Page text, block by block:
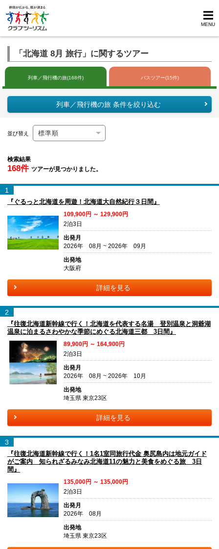
MENU
「北海道 8月 旅行」に関するツアー
列車／飛行機の旅(168件) バスツアー(15件)
列車／飛行機の旅 条件を絞り込む
並び替え
検索結果
168件 ツアーが見つかりました。
1
『ぐるっと北海道を周遊！北海道大自然紀行３日間』
109,900円 ～ 129,900円
2泊3日
出発月
2026年 08月 ~ 2026年 09月
出発地
大阪府
詳細を見る
2
『往復北海道新幹線で行く！北海道を代表する名湯 登別温泉と洞爺湖
温泉に泊まるさわやかな季節にめぐる北海道三都 3日間』
89,900円 ～ 164,900円
2泊3日
出発月
2026年 08月 ~ 2026年 10月
出発地
埼玉県 東京23区
詳細を見る
3
『往復北海道新幹線で行く！1名1室同旅行代金 奥尻島内は地元ガイド
がご案内 知られざるみなみ北海道11の魅力と美食をめぐる旅 3日
間』
135,000円 ～ 135,000円
2泊3日
出発月
2026年 08月
出発地
埼玉県 東京23区